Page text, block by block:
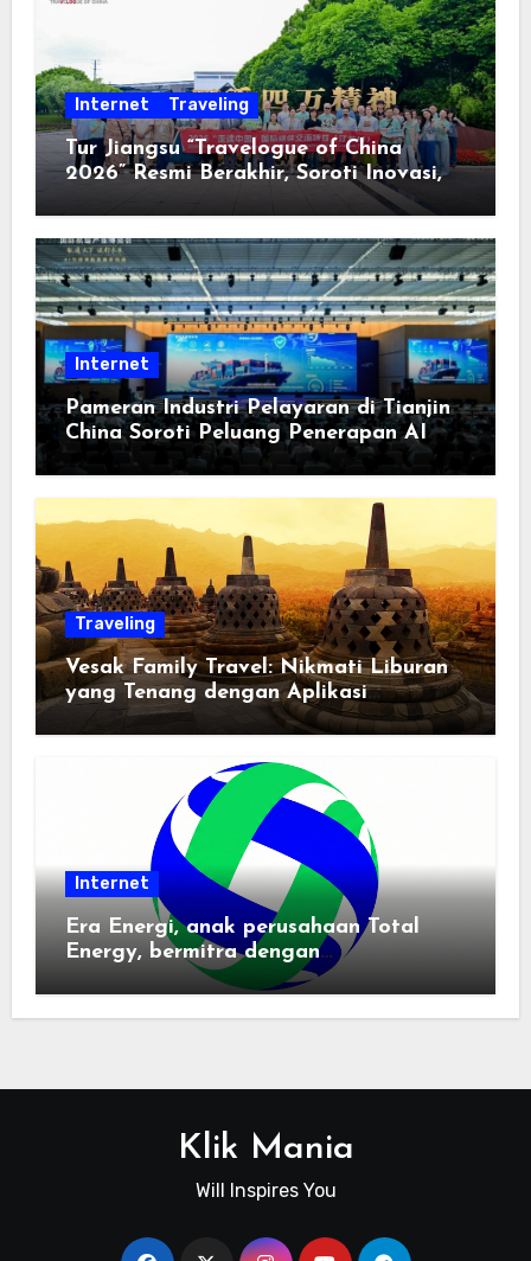
Internet Traveling
Tur Jiangsu “Travelogue of China
2026” Resmi Berakhir, Soroti Inovasi,
Keterbukaan, dan Pembangunan
Berorientasi pada Masyarakat
Internet
Pameran Industri Pelayaran di Tianjin
China Soroti Peluang Penerapan AI
Traveling
Vesak Family Travel: Nikmati Liburan
yang Tenang dengan Aplikasi
Pemindai PDF
Internet
Era Energi, anak perusahaan Total
Energy, bermitra dengan
Zhuochuangtong untuk mempercepat
transisi energi Indonesia — raksasa
Klik Mania
Will Inspires You